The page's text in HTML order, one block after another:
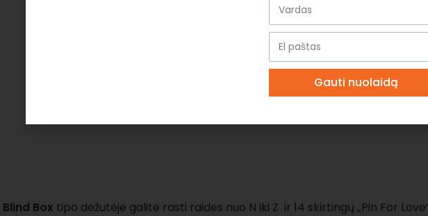
Blind Box tipo dėžutėje galite rasti raides nuo N iki Z ir 14 skirtingų „Pin For
Gauti nuolaidą